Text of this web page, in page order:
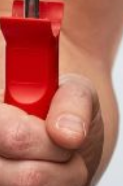
AGB
Nutzungsbedingungen